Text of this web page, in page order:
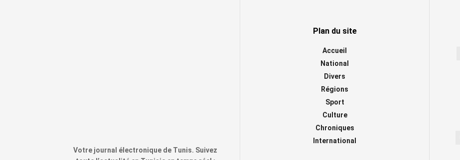
Votre journal électronique de Tunis. Suivez
Plan du site
Accueil
National
Divers
Régions
Sport
Culture
Chroniques
International